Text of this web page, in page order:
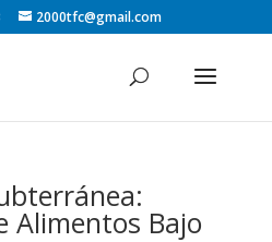
2000tfc@gmail.com
Alimentos Bajo